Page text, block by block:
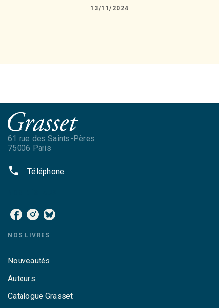
13/11/2024
61 rue des Saints-Pères
75006 Paris
phone Téléphone
NOS LIVRES
Nouveautés
Auteurs
Catalogue Grasset